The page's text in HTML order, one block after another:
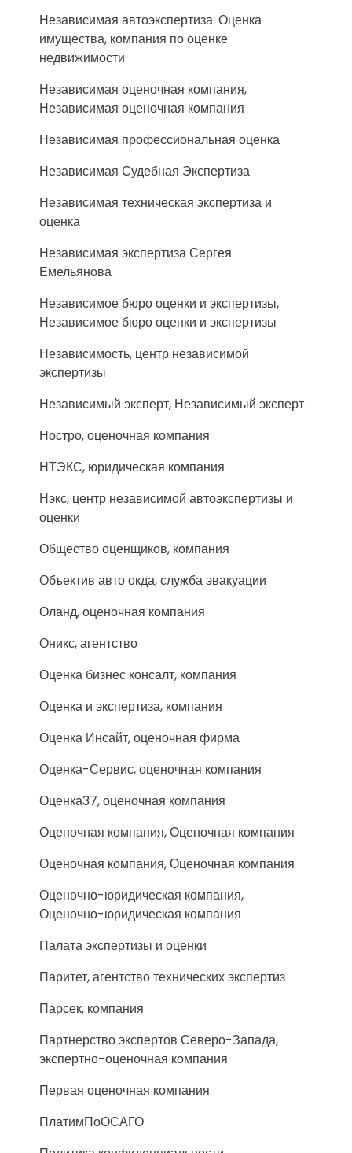
Независимая автоэкспертиза. Оценка
имущества, компания по оценке
недвижимости
Независимая оценочная компания,
Независимая оценочная компания
Независимая профессиональная оценка
Независимая Судебная Экспертиза
Независимая техническая экспертиза и
оценка
Независимая экспертиза Сергея
Емельянова
Независимое бюро оценки и экспертизы,
Независимое бюро оценки и экспертизы
Независимость, центр независимой
экспертизы
Независимый эксперт, Независимый эксперт
Ностро, оценочная компания
НТЭКС, юридическая компания
Нэкс, центр независимой автоэкспертизы и
оценки
Общество оценщиков, компания
Объектив авто окда, служба эвакуации
Оланд, оценочная компания
Оникс, агентство
Оценка бизнес консалт, компания
Оценка и экспертиза, компания
Оценка Инсайт, оценочная фирма
Оценка-Сервис, оценочная компания
Оценка37, оценочная компания
Оценочная компания, Оценочная компания
Оценочная компания, Оценочная компания
Оценочно-юридическая компания,
Оценочно-юридическая компания
Палата экспертизы и оценки
Паритет, агентство технических экспертиз
Парсек, компания
Партнерство экспертов Северо-Запада,
экспертно-оценочная компания
Первая оценочная компания
ПлатимПоОСАГО